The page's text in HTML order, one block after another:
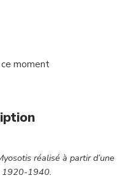
moment
réalisé à partir d’une
1920-1940.